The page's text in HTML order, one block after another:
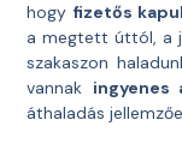
hogy fizetős
a megtett úttól, a
szakaszon
vannak ingyenes
áthaladás